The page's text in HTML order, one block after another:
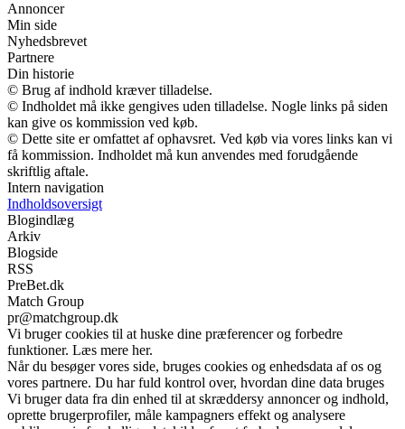
Annoncer
Min side
Nyhedsbrevet
Partnere
Din historie
© Brug af indhold kræver tilladelse.
© Indholdet må ikke gengives uden tilladelse. Nogle links på siden
kan give os kommission ved køb.
© Dette site er omfattet af ophavsret. Ved køb via vores links kan vi
få kommission. Indholdet må kun anvendes med forudgående
skriftlig aftale.
Intern navigation
Indholdsoversigt
Blogindlæg
Arkiv
Blogside
RSS
PreBet.dk
Match Group
pr@matchgroup.dk
Vi bruger cookies til at huske dine præferencer og forbedre
funktioner. Læs mere her.
Når du besøger vores side, bruges cookies og enhedsdata af os og
vores partnere. Du har fuld kontrol over, hvordan dine data bruges
Vi bruger data fra din enhed til at skræddersy annoncer og indhold,
oprette brugerprofiler, måle kampagners effekt og analysere